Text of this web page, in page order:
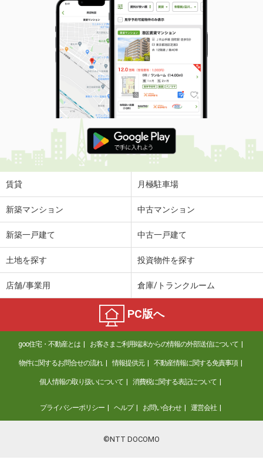
賃貸 月極駐車場
新築マンション 中古マンション
新築一戸建て 中古一戸建て
土地を探す 投資物件を探す
店舗/事業用 倉庫/トランクルーム
PC版へ
goo住宅・不動産とは お客さまご利用端末からの情報の外部送信について
物件に関するお問合せの流れ 情報提供元 不動産情報に関する免責事項
個人情報の取り扱いについて 消費税に関する表記について
プライバシーポリシー ヘルプ お問い合わせ 運営会社
©NTT DOCOMO